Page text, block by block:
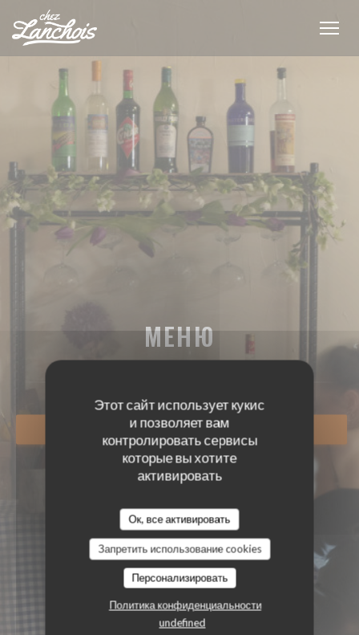
Панель управления cookies
Этот сайт использует кукис
и позволяет вам
контролировать сервисы
которые вы хотите
активировать
Ок, все активировать
Запретить использование cookies
Персонализировать
Политика конфиденциальности
undefined
МЕНЮ
ЗАБРОНИРОВАТЬ СТОЛИК